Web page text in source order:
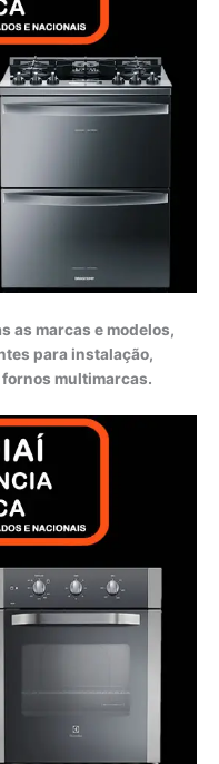
as marcas e modelos,
para instalação,
multimarcas.